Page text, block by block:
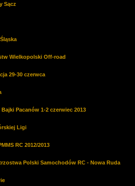
Sącz
Wielkopolski Off-road
29-30 czerwca
Pacanów 1-2 czerwiec 2013
Ligi
RC 2012/2013
Polski Samochodów RC - Nowa Ruda